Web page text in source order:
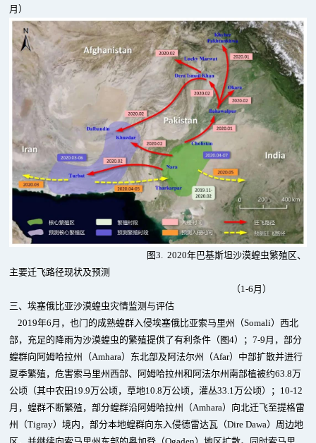
月）
图3. 2020年巴基斯坦沙漠蝗虫繁殖区、
主要迁飞路径现状及预测
（1-6月）
三、埃塞俄比亚沙漠蝗虫灾情监测与评估
2019年6月，也门的成熟蝗群入侵埃塞俄比亚索马里州（Somali）西北
部，充足的降雨为沙漠蝗虫的繁殖提供了有利条件（图4）；7-9月，部分
蝗群向阿姆哈拉州（Amhara）东北部及阿法尔州（Afar）中部扩散并进行
夏季繁殖，危害索马里州西部、阿姆哈拉州和阿法尔州南部植被约63.8万
公顷（其中农田19.9万公顷，草地10.8万公顷，灌丛33.1万公顷）；10-12
月，蝗群不断繁殖，部分蝗群沿阿姆哈拉州（Amhara）向北迁飞至提格雷
州（Tigray）境内，部分本地蝗群向东入侵德雷达瓦（Dire Dawa）周边地